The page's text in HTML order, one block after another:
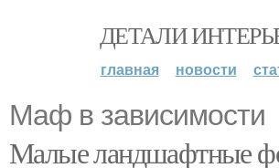
ДЕТАЛИ
главная новости
Маф в зависимости
Малые ландшафтные